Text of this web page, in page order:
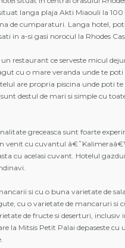
langa plaja Akti Miaouli la
de cumparaturi. Langa hotel,
in a-si gasi norocul la Rhodes
restaurant ce serveste micul
cu o mare veranda unde te
are propria piscina unde poti
destul de mari si simple cu
greceasca sunt foarte
venit cu cuvantul
cu acelasi cuvant. Hotelul
si cu o buna varietate de
cu o varietate de mancaruri si
de fructe si deserturi,
la Mitsis Petit Palai depaseste